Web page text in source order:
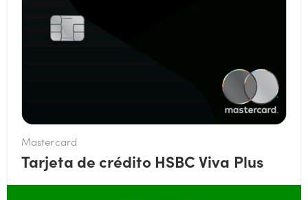
Mastercard
Tarjeta de crédito HSBC Viva Plus